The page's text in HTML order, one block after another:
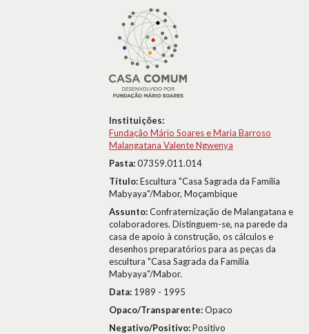
Instituições:
Fundação Mário Soares e Maria Barroso
Malangatana Valente Ngwenya
Pasta:07359.011.014
Título:Escultura "Casa Sagrada da Família
Mabyaya"/Mabor, Moçambique
Assunto:Confraternização de Malangatana e
colaboradores. Distinguem-se, na parede da
casa de apoio à construção, os cálculos e
desenhos preparatórios para as peças da
escultura "Casa Sagrada da Família
Mabyaya"/Mabor.
Data: 1989 - 1995
Opaco/Transparente:Opaco
Negativo/Positivo:Positivo